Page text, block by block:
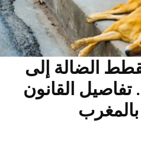
الضالة إلى
تفاصيل القانون
بالمغرب